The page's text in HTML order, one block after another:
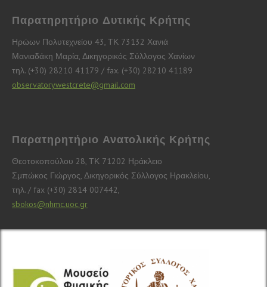
Παρατηρητήριο Δυτικής Κρήτης
Ηρώων Πολυτεχνείου 43, ΤΚ 73132 Χανιά
Μανιαδάκη Μαρία, Δικηγορικός Σύλλογος Χανίων
τηλ. (+30) 28210 41179 / fax. (+30) 28210 41189
observatorywestcrete@gmail.com
Παρατηρητήριο Ανατολικής Κρήτης
Θεοτοκοπούλου 28, ΤΚ 71202 Ηράκλειο
Σμπώκος Γιώργος, Δικηγορικός Σύλλογος Ηρακλείου,
τηλ. / fax (+30) 2814 007442,
sbokos@nhmc.uoc.gr